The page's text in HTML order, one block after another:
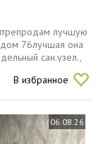
лучшую
дом 76лучшая она
сан.узел.,
егрн,
В избранное
06.08.26